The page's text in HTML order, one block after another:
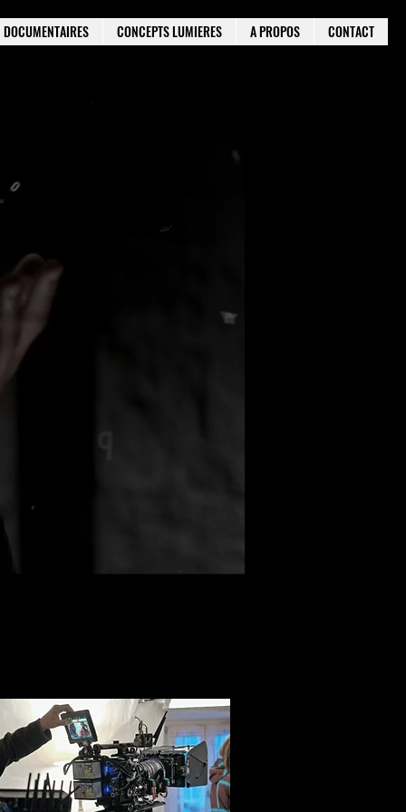
DOCUMENTAIRES CONCEPTS LUMIERES A PROPOS CONTACT